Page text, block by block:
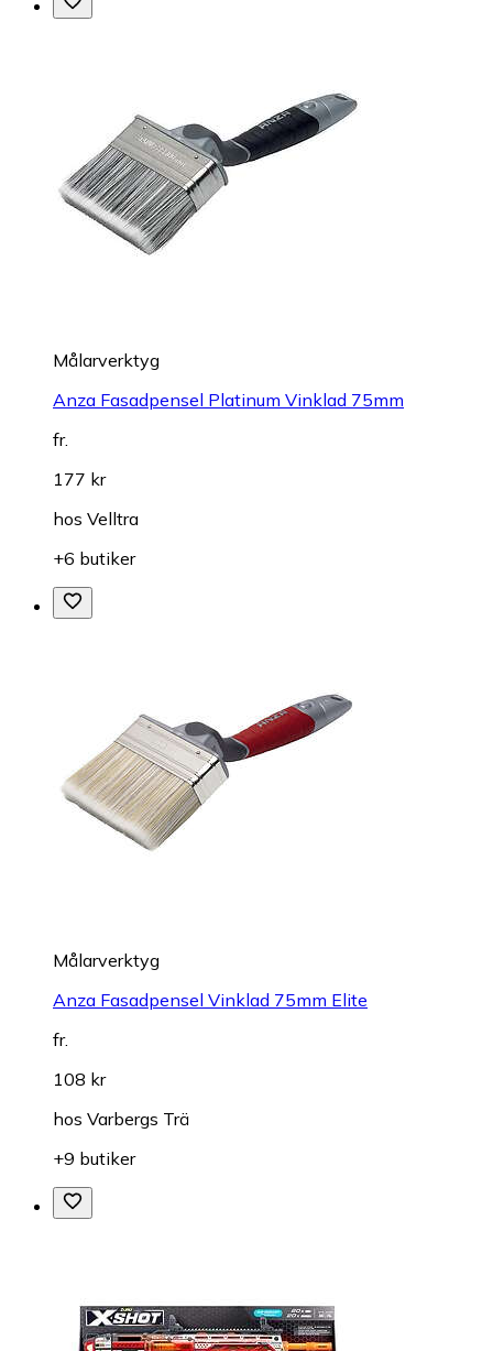
Målarverktyg
Anza Fasadpensel Platinum Vinklad 75mm
fr.
177 kr
hos Velltra
+6 butiker
Målarverktyg
Anza Fasadpensel Vinklad 75mm Elite
fr.
108 kr
hos Varbergs Trä
+9 butiker